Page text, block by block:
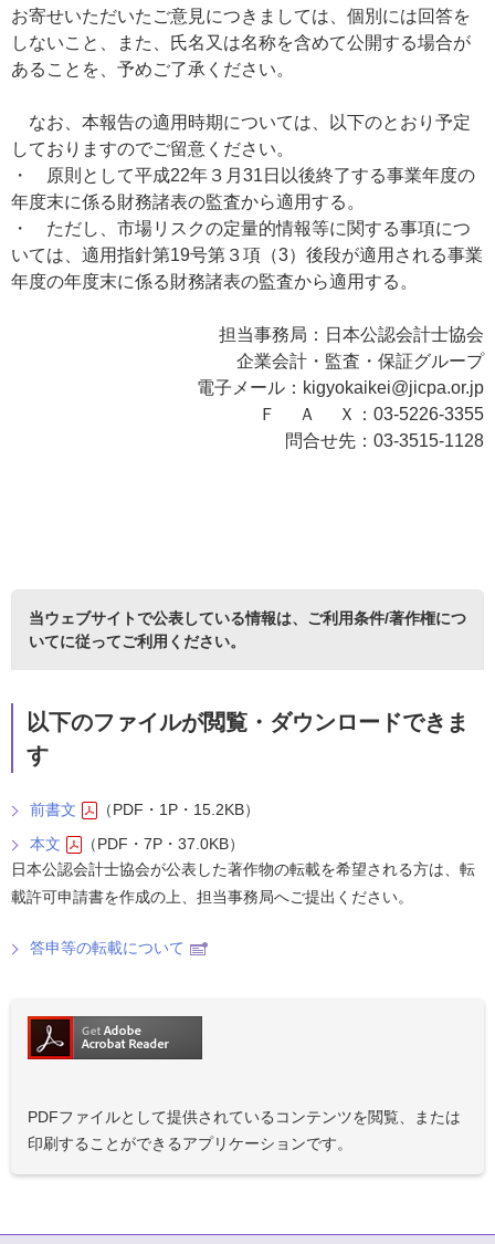
お寄せいただいたご意見につきましては、個別には回答を
しないこと、また、氏名又は名称を含めて公開する場合が
あることを、予めご了承ください。
なお、本報告の適用時期については、以下のとおり予定
しておりますのでご留意ください。
・ 原則として平成22年３月31日以後終了する事業年度の
年度末に係る財務諸表の監査から適用する。
・ ただし、市場リスクの定量的情報等に関する事項につ
いては、適用指針第19号第３項（3）後段が適用される事業
年度の年度末に係る財務諸表の監査から適用する。
担当事務局：日本公認会計士協会
企業会計・監査・保証グループ
電子メール： kigyokaikei@jicpa.or.jp
Ｆ Ａ Ｘ：03-5226-3355
問合せ先：03-3515-1128
当ウェブサイトで公表している情報は、 ご利用条件/著作権につ
いてに従ってご利用ください。
以下のファイルが閲覧・ダウンロードできま
す
前書文
（PDF・1P・15.2KB）
本文
（PDF・7P・37.0KB）
日本公認会計士協会が公表した著作物の転載を希望される方は、転
載許可申請書を作成の上、担当事務局へご提出ください。
答申等の転載について
PDFファイルとして提供されているコンテンツを閲覧、または
印刷することができるアプリケーションです。